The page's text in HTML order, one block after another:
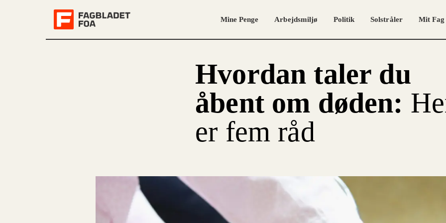
Mine Penge Arbejdsmiljø Politik Solstråler Mit Fag
Hvordan taler du
åbent om døden:
er fem råd